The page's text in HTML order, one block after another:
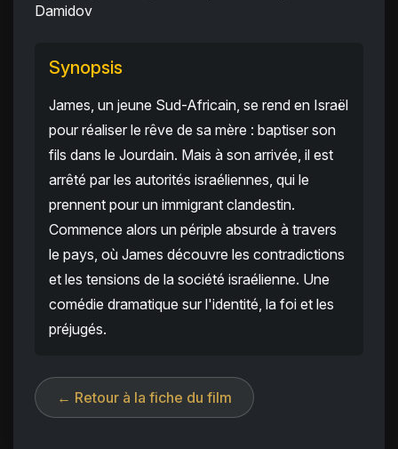
Damidov
Synopsis
James, un jeune Sud-Africain, se rend en Israël
pour réaliser le rêve de sa mère : baptiser son
fils dans le Jourdain. Mais à son arrivée, il est
arrêté par les autorités israéliennes, qui le
prennent pour un immigrant clandestin.
Commence alors un périple absurde à travers
le pays, où James découvre les contradictions
et les tensions de la société israélienne. Une
comédie dramatique sur l'identité, la foi et les
préjugés.
← Retour à la fiche du film